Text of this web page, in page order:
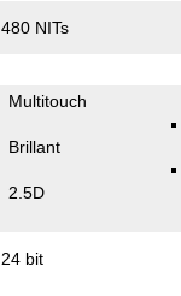
480 NITs
Multitouch
Brillant
2.5D
24 bit